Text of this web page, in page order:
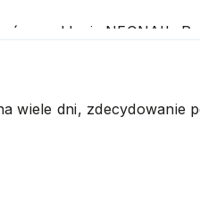
w sklepie NEONAIL.
wiele dni, zdecydowanie